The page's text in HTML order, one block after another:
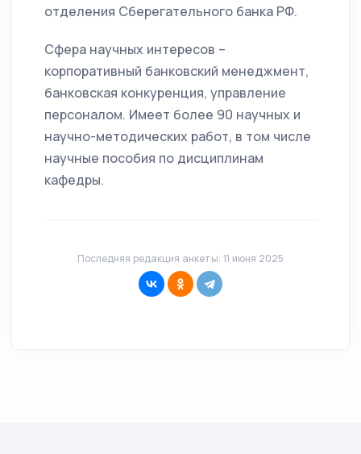
отделения Сберегательного банка РФ.
Сфера научных интересов –
корпоративный банковский менеджмент,
банковская конкуренция, управление
персоналом. Имеет более 90 научных и
научно-методических работ, в том числе
научные пособия по дисциплинам
кафедры.
Последняя редакция анкеты: 11 июня 2025